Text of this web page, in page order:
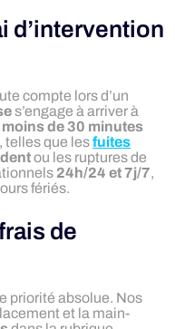
d’intervention
compte lors d’un
s’engage à arriver à
moins de 30 minutes
telles que lesfuites
ou les ruptures de
24h/24 et 7j/7,
fériés.
de
priorité absolue. Nos
et la main-